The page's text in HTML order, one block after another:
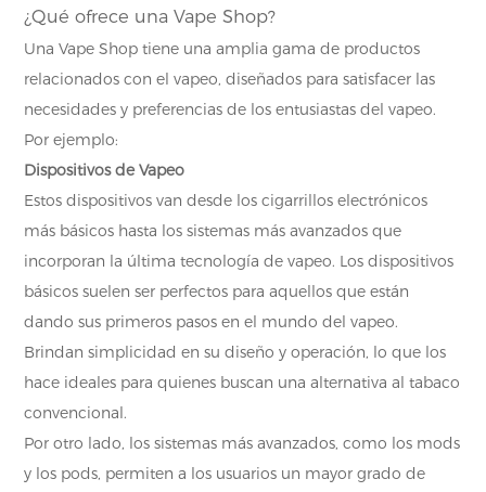
¿Qué ofrece una Vape Shop?
Una Vape Shop tiene una amplia gama de productos
relacionados con el vapeo, diseñados para satisfacer las
necesidades y preferencias de los entusiastas del vapeo.
Por ejemplo:
Dispositivos de Vapeo
Estos dispositivos van desde los cigarrillos electrónicos
más básicos hasta los sistemas más avanzados que
incorporan la última tecnología de vapeo. Los dispositivos
básicos suelen ser perfectos para aquellos que están
dando sus primeros pasos en el mundo del vapeo.
Brindan simplicidad en su diseño y operación, lo que los
hace ideales para quienes buscan una alternativa al tabaco
convencional.
Por otro lado, los sistemas más avanzados, como los mods
y los pods, permiten a los usuarios un mayor grado de